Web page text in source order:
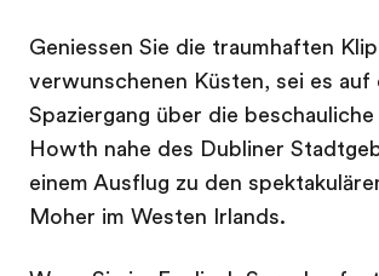
Geniessen Sie die traumhaften
verwunschenen Küsten, sei es auf
Spaziergang über die
Howth nahe des Dubliner
einem Ausflug zu den
Moher im Westen Irlands.